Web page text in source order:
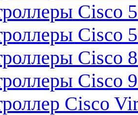
Cisco
Cisco
Cisco
Cisco
Cisco